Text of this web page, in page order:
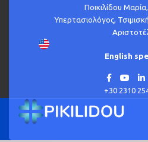
Ποικιλίδου
Υπερτασιολόγος,
English
+30 2310